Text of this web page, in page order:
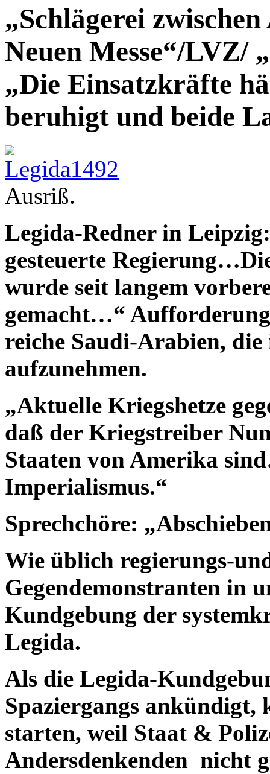
„Schlägerei
Neuen Messe“/
„Die Einsatzkräfte
beruhigt und beide
Ausriß.
Legida-Redner in
gesteuerte
wurde seit langem
gemacht…“
reiche Saudi-Arabien,
aufzunehmen.
„Aktuelle Kriegshetze
daß der Kriegstreiber
Staaten von Amerika
Imperialismus.“
Sprechchöre:
Wie üblich regierungs-
Gegendemonstranten in
Kundgebung der
Legida.
Als die Legida-
Spaziergangs ankündigt,
starten, weil Staat &
Andersdenkenden nicht